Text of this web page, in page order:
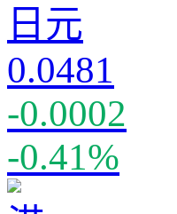
日元
0.0481
-0.0002
-0.41%